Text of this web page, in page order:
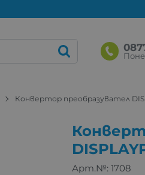
Конвертор преобразувател
Арт.№: 1708